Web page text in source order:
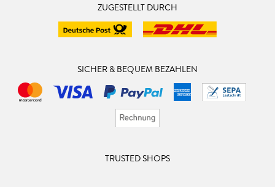
ZUGESTELLT DURCH
SICHER & BEQUEM BEZAHLEN
TRUSTED SHOPS